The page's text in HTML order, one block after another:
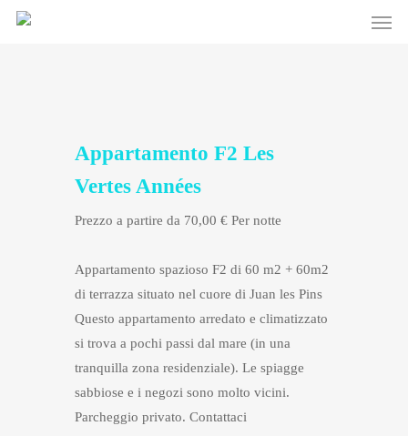
Skip
Menu
Appartamento F2 Les
Vertes Années
Prezzo a partire da 70,00 € Per notte
Appartamento spazioso F2 di 60 m2 + 60m2
di terrazza situato nel cuore di Juan les Pins
Questo appartamento arredato e climatizzato
si trova a pochi passi dal mare (in una
tranquilla zona residenziale). Le spiagge
sabbiose e i negozi sono molto vicini.
Parcheggio privato. Contattaci